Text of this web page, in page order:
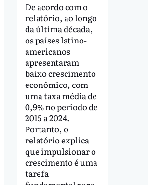
De acordo com o
relatório, ao longo
da última década,
os países latino-
americanos
apresentaram
baixo crescimento
econômico, com
uma taxa média de
0,9% no período de
2015 a 2024.
Portanto, o
relatório explica
que impulsionar o
crescimento é uma
tarefa